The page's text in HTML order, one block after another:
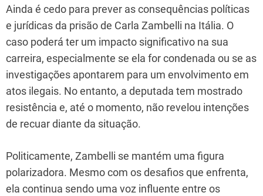
Ainda é cedo para prever as consequências políticas
e jurídicas da prisão de Carla Zambelli na Itália. O
caso poderá ter um impacto significativo na sua
carreira, especialmente se ela for condenada ou se as
investigações apontarem para um envolvimento em
atos ilegais. No entanto, a deputada tem mostrado
resistência e, até o momento, não revelou intenções
de recuar diante da situação.
Politicamente, Zambelli se mantém uma figura
polarizadora. Mesmo com os desafios que enfrenta,
ela continua sendo uma voz influente entre os